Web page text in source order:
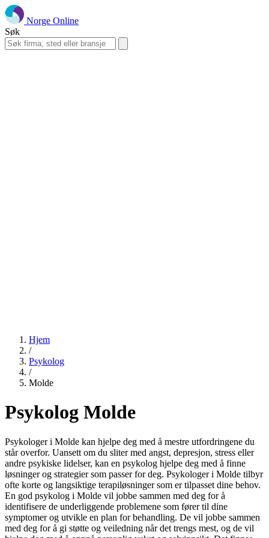
Norge Online
Søk
Hjem
/
Psykolog
/
Molde
Psykolog Molde
Psykologer i Molde kan hjelpe deg med å mestre utfordringene du
står overfor. Uansett om du sliter med angst, depresjon, stress eller
andre psykiske lidelser, kan en psykolog hjelpe deg med å finne
løsninger og strategier som passer for deg. Psykologer i Molde tilbyr
ofte korte og langsiktige terapiløsninger som er tilpasset dine behov.
En god psykolog i Molde vil jobbe sammen med deg for å
identifisere de underliggende problemene som fører til dine
symptomer og utvikle en plan for behandling. De vil jobbe sammen
med deg for å gi støtte og veiledning når det trengs mest, og de vil